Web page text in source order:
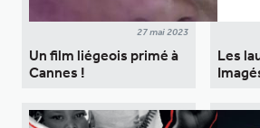
27 mai 2023
Un film liégeois primé à
Cannes !
Les